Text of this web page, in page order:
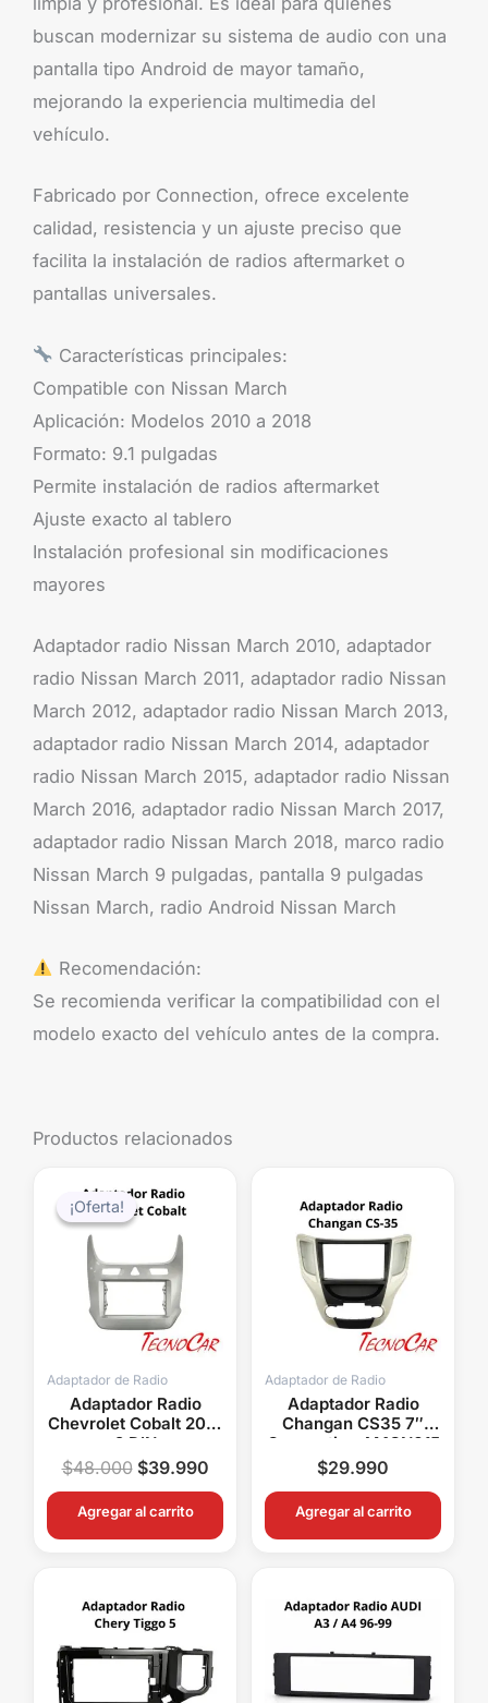
buscan modernizar su sistema de audio con una
pantalla tipo Android de mayor tamaño,
mejorando la experiencia multimedia del
vehículo.
Fabricado por Connection, ofrece excelente
calidad, resistencia y un ajuste preciso que
facilita la instalación de radios aftermarket o
pantallas universales.
Características principales:
Compatible con Nissan March
Aplicación: Modelos 2010 a 2018
Formato: 9.1 pulgadas
Permite instalación de radios aftermarket
Ajuste exacto al tablero
Instalación profesional sin modificaciones
mayores
Adaptador radio Nissan March 2010, adaptador
radio Nissan March 2011, adaptador radio Nissan
March 2012, adaptador radio Nissan March 2013,
adaptador radio Nissan March 2014, adaptador
radio Nissan March 2015, adaptador radio Nissan
March 2016, adaptador radio Nissan March 2017,
adaptador radio Nissan March 2018, marco radio
Nissan March 9 pulgadas, pantalla 9 pulgadas
Nissan March, radio Android Nissan March
Recomendación:
Se recomienda verificar la compatibilidad con el
modelo exacto del vehículo antes de la compra.
Productos relacionados
¡Oferta!
¡Oferta!
Adaptador de Radio
Adaptador Radio
Chevrolet Cobalt 2016
2 DIN
$48.000
precio
original
$48.000.
$39.990
Agregar al carrito
Adaptador de Radio
Adaptador Radio
Changan CS35 7″
Connection AMCN015
$29.990
Agregar al carrito